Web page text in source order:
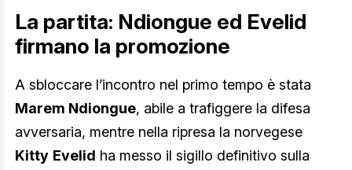
La partita: Ndiongue ed Evelid
firmano la promozione
A sbloccare l’incontro nel primo tempo è stata
Marem Ndiongue, abile a trafiggere la difesa
avversaria, mentre nella ripresa la norvegese
Kitty Evelid ha messo il sigillo definitivo sulla